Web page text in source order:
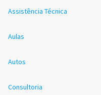
Assistência Técnica
Aulas
Autos
Consultoria